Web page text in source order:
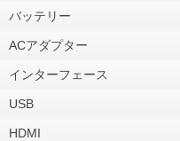
バッテリー
ACアダプター
インターフェース
USB
HDMI